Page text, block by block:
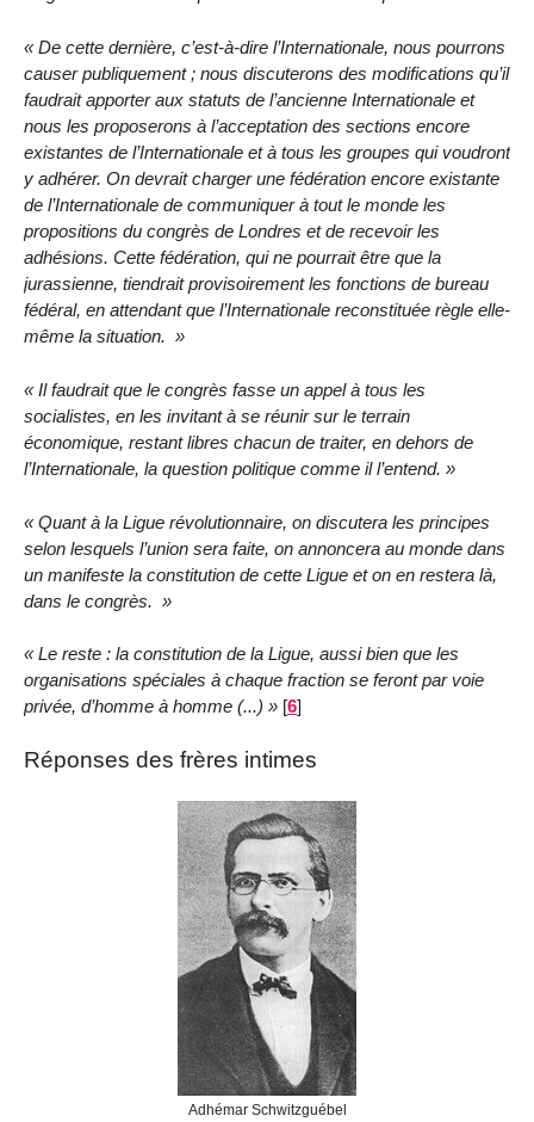
De cette dernière, c’est-à-dire l’Internationale, nous pourrons
causer publiquement ; nous discuterons des modifications qu’il
faudrait apporter aux statuts de l’ancienne Internationale et
nous les proposerons à l’acceptation des sections encore
existantes de l’Internationale et à tous les groupes qui voudront
y adhérer. On devrait charger une fédération encore existante
de l’Internationale de communiquer à tout le monde les
propositions du congrès de Londres et de recevoir les
adhésions. Cette fédération, qui ne pourrait être que la
jurassienne, tiendrait provisoirement les fonctions de bureau
fédéral, en attendant que l’Internationale reconstituée règle elle-
même la situation.
Il faudrait que le congrès fasse un appel à tous les
socialistes, en les invitant à se réunir sur le terrain
économique, restant libres chacun de traiter, en dehors de
l’Internationale, la question politique comme il l’entend.
Quant à la Ligue révolutionnaire, on discutera les principes
selon lesquels l’union sera faite, on annoncera au monde dans
un manifeste la constitution de cette Ligue et on en restera là,
dans le congrès.
Le reste : la constitution de la Ligue, aussi bien que les
organisations spéciales à chaque fraction se feront par voie
privée, d’homme à homme (...)
[6]
Réponses des frères intimes
Adhémar Schwitzguébel